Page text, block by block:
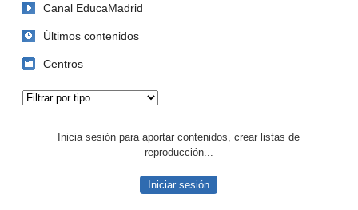
Canal EducaMadrid
Últimos contenidos
Centros
Inicia sesión para aportar contenidos, crear listas de
reproducción...
Iniciar sesión